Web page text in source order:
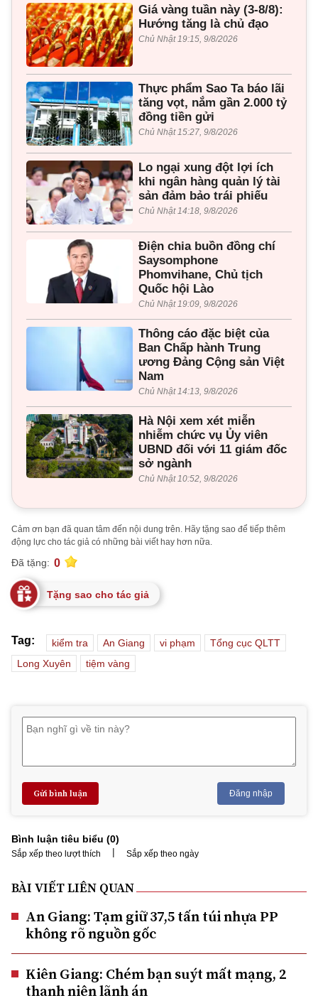
Giá vàng tuần này (3-8/8):
Hướng tăng là chủ đạo
Chủ Nhật 19:15, 9/8/2026
Thực phẩm Sao Ta báo lãi
tăng vọt, nắm gần 2.000 tỷ
đồng tiền gửi
Chủ Nhật 15:27, 9/8/2026
Lo ngại xung đột lợi ích
khi ngân hàng quản lý tài
sản đảm bảo trái phiếu
Chủ Nhật 14:18, 9/8/2026
Điện chia buồn đồng chí
Saysomphone
Phomvihane, Chủ tịch
Quốc hội Lào
Chủ Nhật 19:09, 9/8/2026
Thông cáo đặc biệt của
Ban Chấp hành Trung
ương Đảng Cộng sản Việt
Nam
Chủ Nhật 14:13, 9/8/2026
Hà Nội xem xét miễn
nhiễm chức vụ Ủy viên
UBND đối với 11 giám đốc
sở ngành
Chủ Nhật 10:52, 9/8/2026
Cảm ơn bạn đã quan tâm đến nội dung trên. Hãy tặng sao để tiếp thêm
động lực cho tác giả có những bài viết hay hơn nữa.
Đã tặng: 0
Tặng sao cho tác giả
Tag: kiểm tra An Giang vi phạm
Tổng cục QLTT
Long Xuyên
tiệm vàng
Gửi bình luận Đăng nhập
Bình luận tiêu biểu (0)
Sắp xếp theo lượt thích | Sắp xếp theo ngày
BÀI VIẾT LIÊN QUAN
An Giang: Tạm giữ 37,5 tấn túi nhựa PP
không rõ nguồn gốc
Kiên Giang: Chém bạn suýt mất mạng, 2
thanh niên lãnh án